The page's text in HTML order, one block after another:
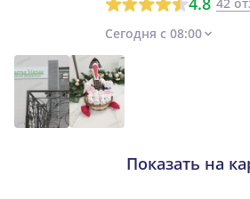
42
Сегодня с 08:00
Показать на